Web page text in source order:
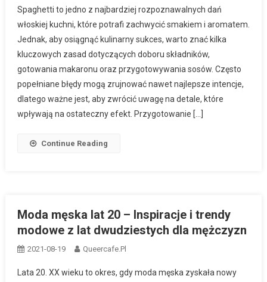
Spaghetti to jedno z najbardziej rozpoznawalnych dań
włoskiej kuchni, które potrafi zachwycić smakiem i aromatem.
Jednak, aby osiągnąć kulinarny sukces, warto znać kilka
kluczowych zasad dotyczących doboru składników,
gotowania makaronu oraz przygotowywania sosów. Często
popełniane błędy mogą zrujnować nawet najlepsze intencje,
dlatego ważne jest, aby zwrócić uwagę na detale, które
wpływają na ostateczny efekt. Przygotowanie […]
Continue Reading
Moda męska lat 20 – Inspiracje i trendy
modowe z lat dwudziestych dla mężczyzn
2021-08-19 Queercafe.pl
Lata 20. XX wieku to okres, gdy moda męska zyskała nowy